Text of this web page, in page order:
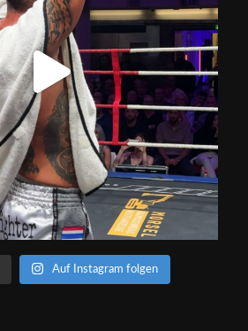
Auf Instagram folgen